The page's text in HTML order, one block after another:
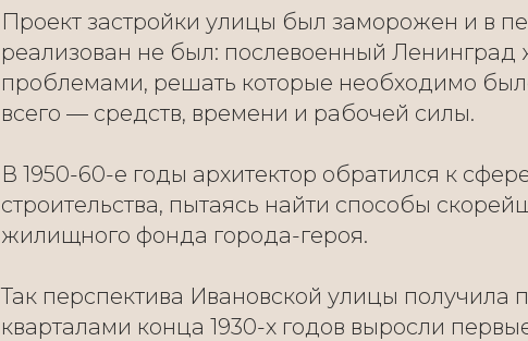
Проект застройки улицы был заморожен и в
реализован не был: послевоенный
проблемами, решать которые необходимо
всего — средств, времени и рабочей силы.
В 1950-60-е годы архитектор обратился к
строительства, пытаясь найти способы
жилищного фонда города-героя.
Так перспектива Ивановской улицы
кварталами конца 1930-х годов выросли